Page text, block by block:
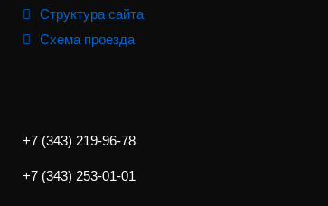
Структура сайта
Схема проезда
+7 (343) 219-96-78
+7 (343) 253-01-01